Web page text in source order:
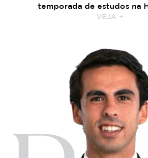
temporada de estudos na
VEJA +